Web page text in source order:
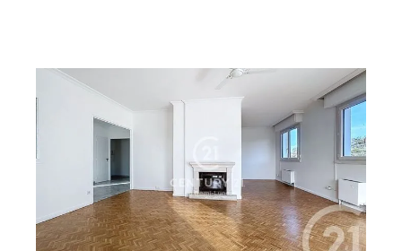
CHARBONNIERES LES BAINS 69
, 4 pièces
Ref : 370
Appartement T3 à vendre
325 000 €
Century 21 la Demi-lune vous propose cet